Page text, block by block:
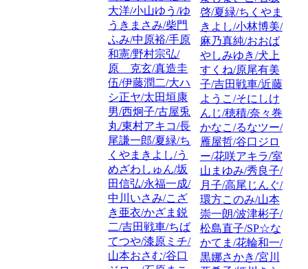
大洋/小山ゆう/ゆ
うきまさみ/柴門
ふみ/中原裕/手原
和憲/野村宗弘/
原 克玄/真造圭
伍/伊藤潤二/大ハ
シ正ヤ/太田垣康
男/西炯子/古屋兎
丸/東村アキコ/長
尾謙一郎/夏緑/ち
くやまきよし/う
めざわしゅん/坂
田信弘/永福一成/
中川いさみ/こざ
き亜衣/かざま鋭
二/吉田戦車/ちば
てつや/漆原ミチ/
山本おさむ/谷口
啓/夏緑/ちくやま
きよし/小林博美/
麻乃真純/おおば
やしみゆき/犬上
すくね/原尾有美
子/吉田戦車/近藤
ようこ/そにしけ
んじ/穂積/奈々巻
かなこ/るなツー/
雁屋哲/谷口ジロ
ー/花咲アキラ/室
山まゆみ/秀良子/
月子/高尾じんぐ/
環方このみ/山本
崇一朗/波津彬子/
松島直子/SP☆な
かてま/花輪和一/
黒娜さかき/宮川